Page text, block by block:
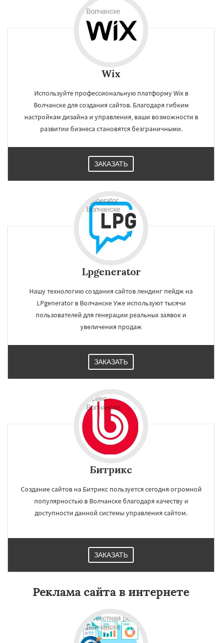
Wix
Используйте профессиональную платформу Wix в
Волчанске для создания сайтов. Благодаря гибким
настройкам дизайна и управления, ваши возможности в
развитии бизнеса становятся безграничными.
ЗАКАЗАТЬ
Lpgenerator
Нашу технологию создания сайтов лендинг пейдж на
LPgenerator в Волчанске Уже используют тысячи
пользователей для генерации реальных заявок и
увеличения продаж
ЗАКАЗАТЬ
Битрикс
Создание сайтов на Битрикс пользуется сегодня огромной
популярностью в Волчанске благодаря качеству и
доступности данной системы управления сайтом.
ЗАКАЗАТЬ
Реклама сайта в интернете